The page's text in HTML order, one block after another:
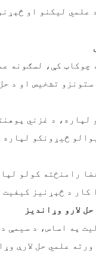
علمي لیکنو او
چوکاټ کې، لسګونه
تشخیص او د
لپاره، د غزني
څیړونکو
رامنځته کولو
د څېړنیز کیفیت
لارو وړاندیز
په اساس، د سیمې
علمي حل لارې